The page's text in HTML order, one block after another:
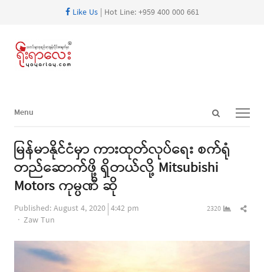
Like Us| Hot Line: +959 400 000 661
Open
Menu
Menu
မြန်မာနိုင်ငံမှာ ကားထုတ်လုပ်ရေး စက်ရုံ
တည်ဆောက်ဖို့ ရှိတယ်လို့ Mitsubishi
Motors ကုမ္ပဏီ ဆို
Published:August 4, 2020 4:42 pm
Author
Zaw Tun
2320